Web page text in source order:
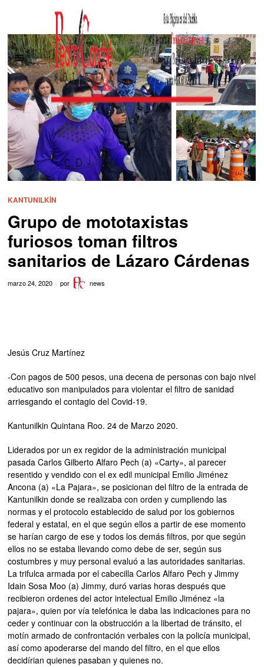
KANTUNILKÍN
Grupo de mototaxistas
furiosos toman filtros
sanitarios de Lázaro Cárdenas
marzo 24, 2020 por news
Jesús Cruz Martínez
-Con pagos de 500 pesos, una decena de personas con bajo nivel
educativo son manipulados para violentar el filtro de sanidad
arriesgando el contagio del Covid-19.
Kantunilkin Quintana Roo. 24 de Marzo 2020.
Liderados por un ex regidor de la administración municipal
pasada Carlos Gilberto Alfaro Pech (a) «Carty», al parecer
resentido y vendido con el ex edil municipal Emilio Jiménez
Ancona (a) «La Pajara», se posicionan del filtro de la entrada de
Kantunilkin donde se realizaba con orden y cumpliendo las
normas y el protocolo establecido de salud por los gobiernos
federal y estatal, en el que según ellos a partir de ese momento
se harían cargo de ese y todos los demás filtros, por que según
ellos no se estaba llevando como debe de ser, según sus
costumbres y muy personal evaluó a las autoridades sanitarias.
La trifulca armada por el cabecilla Carlos Alfaro Pech y Jimmy
Idain Sosa Moo (a) Jimmy, duró varias horas después que
recibieron ordenes del actor intelectual Emilio Jiménez «la
pajara», quien por vía telefónica le daba las indicaciones para no
ceder y continuar con la obstrucción a la libertad de tránsito, el
motín armado de confrontación verbales con la policía municipal,
así como apoderarse del mando del filtro, en el que ellos
decidírian quienes pasaban y quienes no.